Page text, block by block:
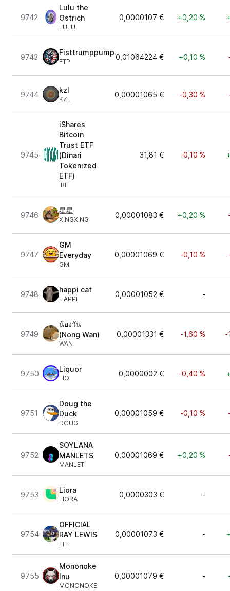
9742
Lulu the
Ostrich
LULU
0,0000107 € +0,20 %
9743
Fisttrumppump
FTP
0,01064224 € +0,10 %
9744
kzl
KZL
0,00001065 € -0,30 %
9745
iShares
Bitcoin
Trust ETF
(Dinari
Tokenized
ETF)
IBIT
31,81 € -0,10 %
9746
星星
XINGXING
0,00001083 € +0,20 %
9747
GM
Everyday
GM
0,00001069 € -0,10 %
9748
happi cat
HAPPI
0,00001052 € -
9749
น้องวัน
(Nong Wan)
WAN
0,00001331 € -1,60 % -
9750
Liquor
LIQ
0,0000002 € -0,40 %
9751
Doug the
Duck
DOUG
0,00001059 € -0,10 %
9752
SOYLANA
MANLETS
MANLET
0,00001069 € +0,20 %
9753
Liora
LIORA
0,0000303 € -
9754
OFFICIAL
RAY LEWIS
FIT
0,00001073 € -
9755
Mononoke
Inu
MONONOKE
0,00001079 € -